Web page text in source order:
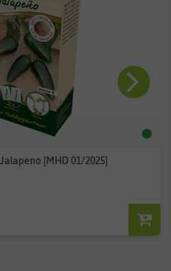
[MHD 01/2025]